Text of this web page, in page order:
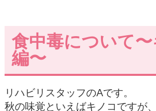
食中毒について〜
編〜
リハビリスタッフのAです。
秋の味覚といえばキノコですが